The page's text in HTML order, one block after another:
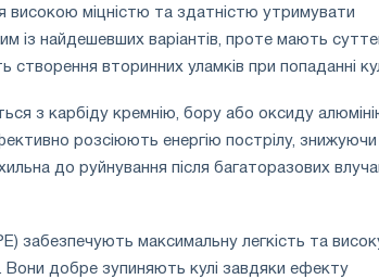
високою міцністю та здатністю утримувати
із найдешевших варіантів, проте мають
створення вторинних уламків при попаданні
з карбіду кремнію, бору або оксиду
розсіюють енергію пострілу, знижуючи
до руйнування після багаторазових
забезпечують максимальну легкість та
Вони добре зупиняють кулі завдяки ефекту